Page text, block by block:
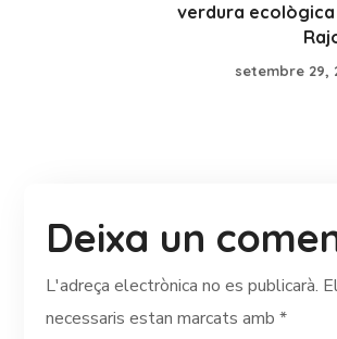
verdura ecològica
setembre 29,
Deixa un
L'adreça electrònica no es publicarà.
necessaris estan marcats amb*